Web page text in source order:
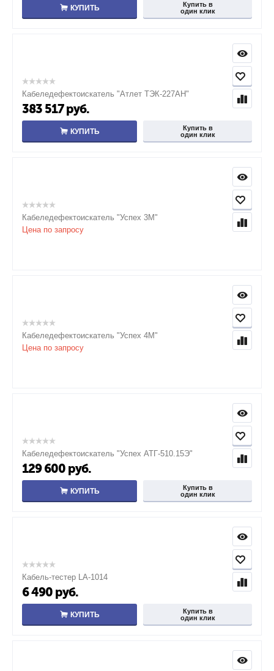
КУПИТЬ
Купить в
один клик
Кабеледефектоискатель "Атлет ТЭК-227АН"
383 517 руб.
КУПИТЬ
Купить в
один клик
Кабеледефектоискатель "Успех 3М"
Цена по запросу
Кабеледефектоискатель "Успех 4М"
Цена по запросу
Кабеледефектоискатель "Успех АТГ-510.15Э"
129 600 руб.
КУПИТЬ
Купить в
один клик
Кабель-тестер LA-1014
6 490 руб.
КУПИТЬ
Купить в
один клик